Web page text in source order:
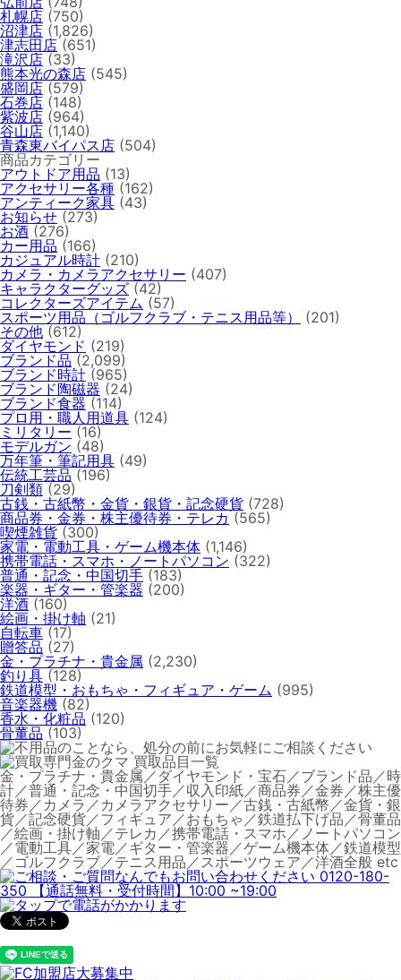
札幌店 (750)
沼津店 (1,826)
津志田店 (651)
滝沢店 (33)
熊本光の森店 (545)
盛岡店 (579)
石巻店 (148)
紫波店 (964)
谷山店 (1,140)
青森東バイパス店 (504)
商品カテゴリー
アウトドア用品 (13)
アクセサリー各種 (162)
アンティーク家具 (43)
お知らせ (273)
お酒 (276)
カー用品 (166)
カジュアル時計 (210)
カメラ・カメラアクセサリー (407)
キャラクターグッズ (42)
コレクターズアイテム (57)
スポーツ用品（ゴルフクラブ・テニス用品等）
(201)
その他 (612)
ダイヤモンド (219)
ブランド品 (2,099)
ブランド時計 (965)
ブランド陶磁器 (24)
ブランド食器 (114)
プロ用・職人用道具 (124)
ミリタリー (16)
モデルガン (48)
万年筆・筆記用具 (49)
伝統工芸品 (196)
刀剣類 (29)
古銭・古紙幣・金貨・銀貨・記念硬貨 (728)
商品券・金券・株主優待券・テレカ (565)
喫煙雑貨 (300)
家電・電動工具・ゲーム機本体 (1,146)
携帯電話・スマホ・ノートパソコン (322)
普通・記念・中国切手 (183)
楽器・ギター・管楽器 (200)
洋酒 (160)
絵画・掛け軸 (21)
自転車 (17)
贈答品 (27)
金・プラチナ・貴金属 (2,230)
釣り具 (128)
鉄道模型・おもちゃ・フィギュア・ゲーム (995)
音楽器機 (82)
香水・化粧品 (120)
骨董品 (103)
金・プラチナ・貴金属／ダイヤモンド・宝石／ブランド品／時
計／普通・記念・中国切手／収入印紙／商品券／金券／株主優
待券／カメラ／カメラアクセサリー／古銭・古紙幣／金貨・銀
貨／記念硬貨／フィギュア／おもちゃ／鉄道払下げ品／骨董品
／絵画・掛け軸／テレカ／携帯電話・スマホ／ノートパソコン
／電動工具／家電／ギター・管楽器／ゲーム機本体／鉄道模型
／ゴルフクラブ／テニス用品／スポーツウェア／洋酒全般 etc